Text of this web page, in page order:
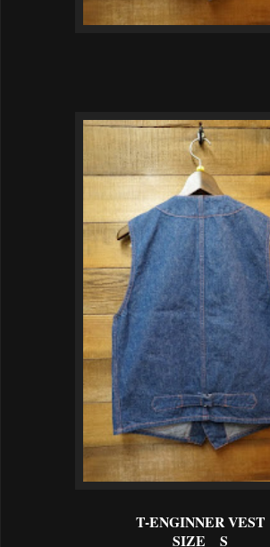
T-ENGINNER VEST
SIZE S